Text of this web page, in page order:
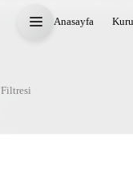
Anasayfa